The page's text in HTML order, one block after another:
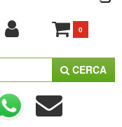
0
CERCA